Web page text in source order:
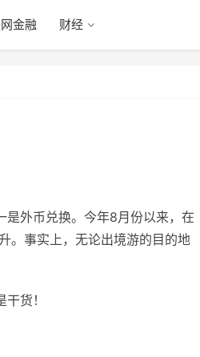
金融 财经
是外币兑换。今年8月份以来，在
。事实上，无论出境游的目的地
货！